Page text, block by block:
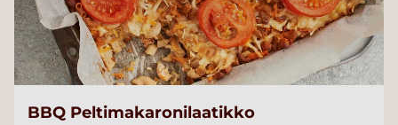
BBQ Peltimakaronilaatikko